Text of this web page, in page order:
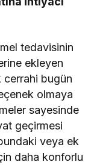
tedavisinin
ekleyen
cerrahi bugün
olmaya
sayesinde
geçirmesi
veya ek
daha konforlu